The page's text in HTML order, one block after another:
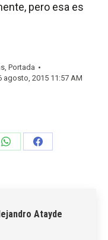
pero esa es
, Portada
agosto, 2015 11:57 AM
Share
Share
Atayde